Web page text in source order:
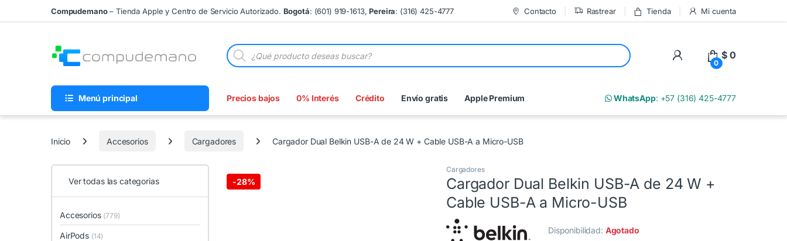
Skip to navigation
Skip to contentCompudemano– Tienda Apple y Centro de Servicio Autorizado. Bogotá: (601) 919-1613,Pereira: (316) 425-4777 Contacto Rastrear Tienda Mi cuenta
Búsqueda de productos
My Account
0
$ 0
Menú principal Precios bajos 0% Interés Crédito Envío gratis Apple Premium WhatsApp: +57 (316) 425-4777
Inicio Accesorios Cargadores Cargador Dual Belkin USB-A de 24 W + Cable USB-A a Micro-USB
-28%
Cargadores
Cargador Dual Belkin USB-A de 24 W +
Cable USB-A a Micro-USB
Disponibilidad: Agotado
Ver todas las categorias
Accesorios (779)
AirPods (14)